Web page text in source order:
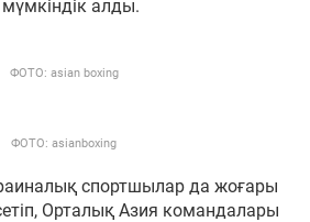
алды.
ФОТО: asian boxing
ФОТО: asianboxing
спортшылар да жоғары
Орталық Азия командалары